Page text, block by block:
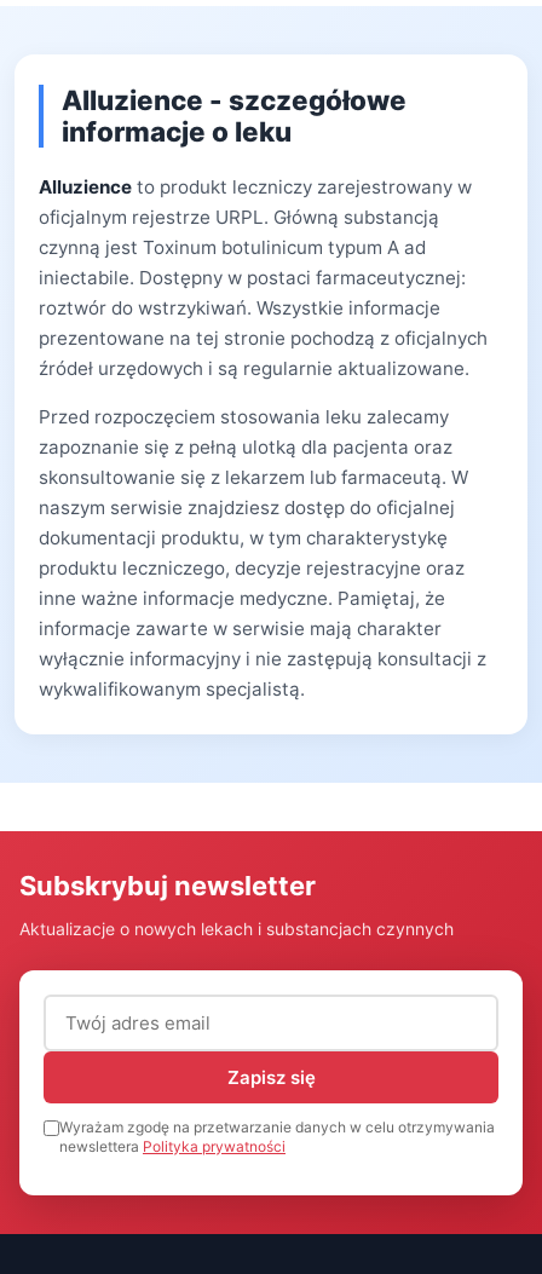
Alluzience - szczegółowe
informacje o leku
Alluzience to produkt leczniczy zarejestrowany w
oficjalnym rejestrze URPL. Główną substancją
czynną jest Toxinum botulinicum typum A ad
iniectabile. Dostępny w postaci farmaceutycznej:
roztwór do wstrzykiwań. Wszystkie informacje
prezentowane na tej stronie pochodzą z oficjalnych
źródeł urzędowych i są regularnie aktualizowane.
Przed rozpoczęciem stosowania leku zalecamy
zapoznanie się z pełną ulotką dla pacjenta oraz
skonsultowanie się z lekarzem lub farmaceutą. W
naszym serwisie znajdziesz dostęp do oficjalnej
dokumentacji produktu, w tym charakterystykę
produktu leczniczego, decyzje rejestracyjne oraz
inne ważne informacje medyczne. Pamiętaj, że
informacje zawarte w serwisie mają charakter
wyłącznie informacyjny i nie zastępują konsultacji z
wykwalifikowanym specjalistą.
Subskrybuj newsletter
Aktualizacje o nowych lekach i substancjach czynnych
Adres email (wymagany)
Zapisz się
Wyrażam zgodę na przetwarzanie danych w celu otrzymywania
newslettera Polityka prywatności